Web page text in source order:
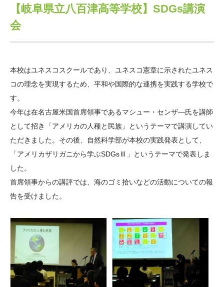
沿革 40年史デジタルブック
役員・評議員 公開情報
年報一覧
神戸賞 長期大型研究助成
大学院生奨学金
国際学生交流プログラ
ム
科学教育振興助成・
次世代理系人材育成プ
ログラム助成
その他情報
アクセス よくあるご質問
サイトマップ 中谷財団アーカイブ
日本語 English マイページ
【岐阜県立八百津高等学校】SDGs講演
会
本校はユネスコスクールであり、ユネスコ憲章に示されたユネス
コの理念を実現するため、平和や国際的な連携を実践する学校で
す。
今年は在名古屋米国首席領事であるマシュー・センザ―氏を講師
として招き「アメリカの人種と民族」というテーマで講演してい
ただきました。その後、自然科学部が本校の実践発表として、
「アメリカザリガニから学ぶSDGsⅢ」というテーマで発表しま
した。
首席領事からの講評では、海のゴミ拾いなどの活動についての報
告を受けました。